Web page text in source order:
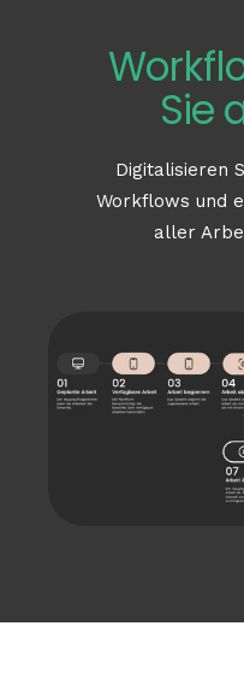
Sie
Digitalisieren
Workflows und
aller